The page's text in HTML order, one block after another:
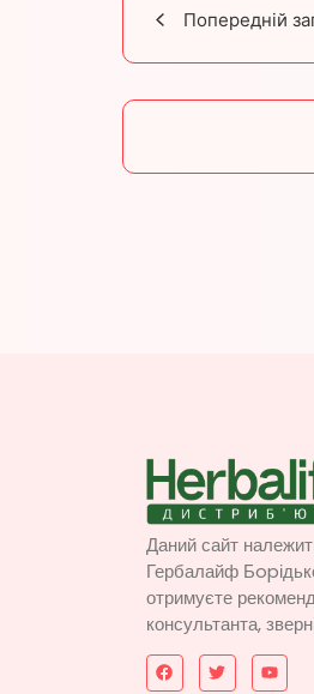
Попередній
Даний сайт
Гербалайф
отримуєте
консультанта,